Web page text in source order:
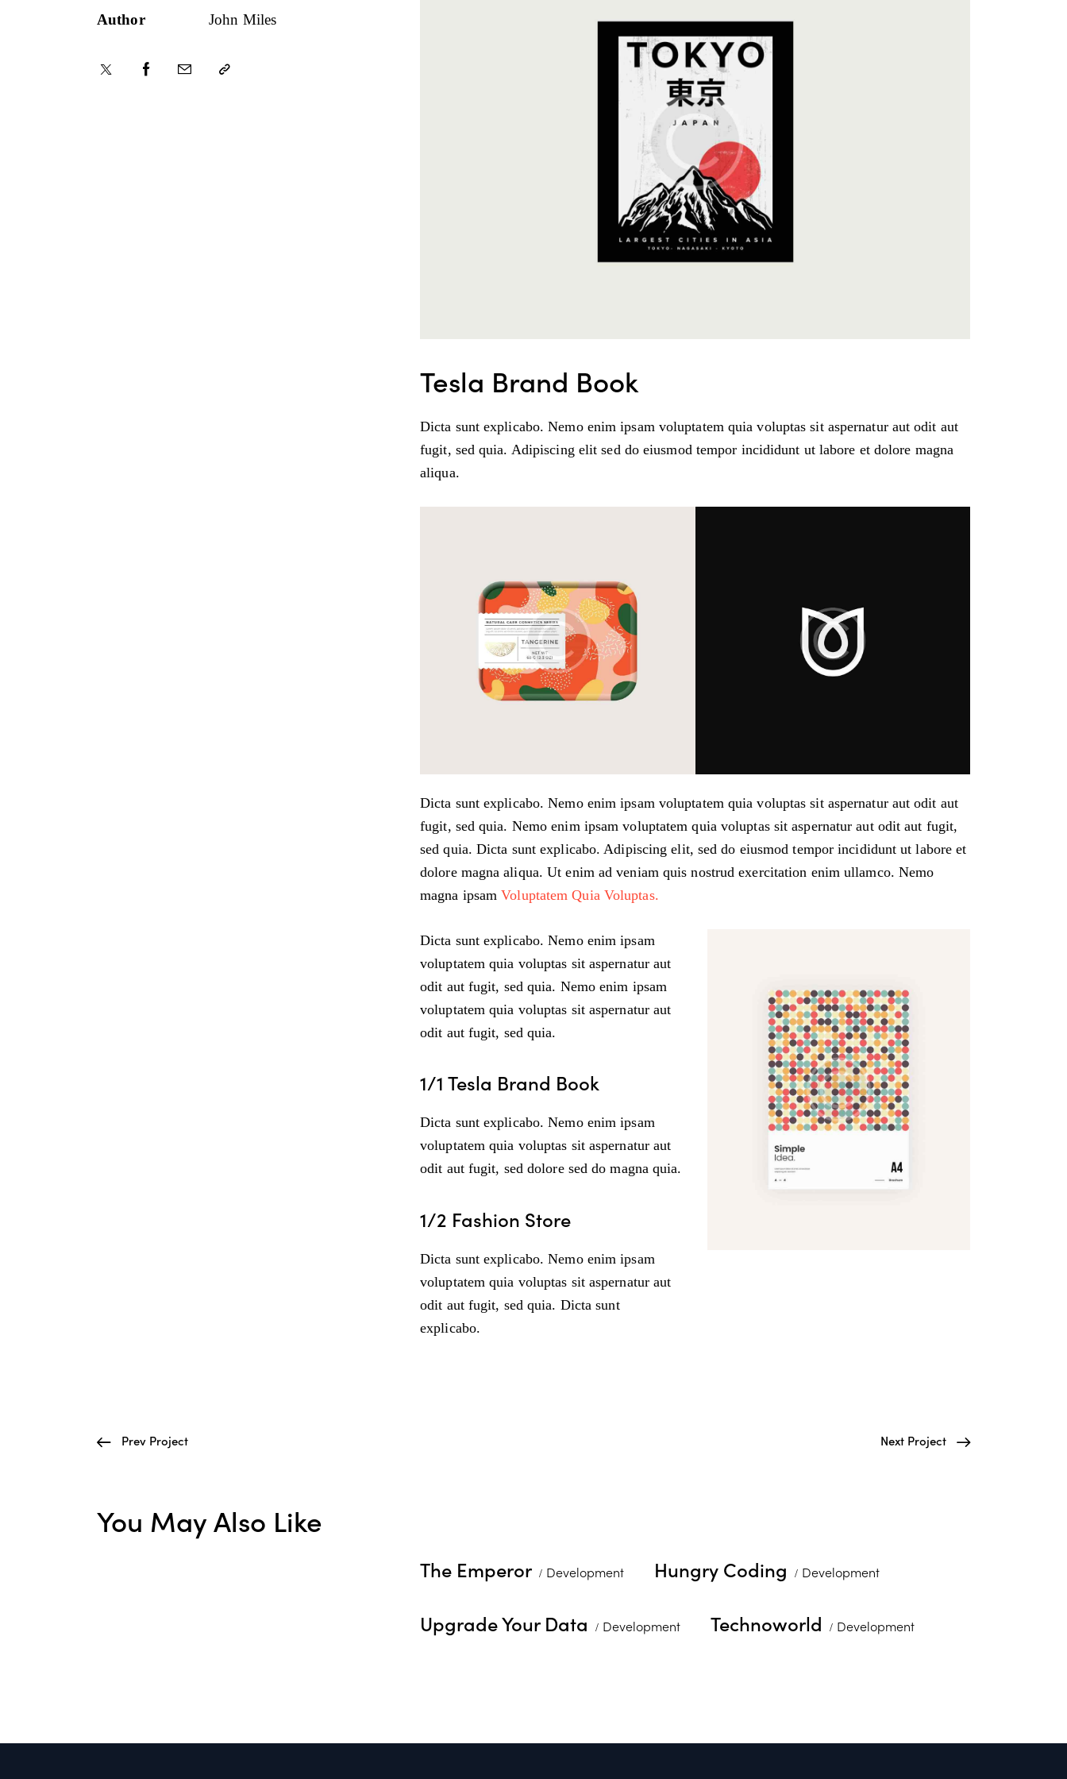
Author John Miles
Tesla Brand Book
Dicta sunt explicabo. Nemo enim ipsam voluptatem quia voluptas sit aspernatur aut odit aut
fugit, sed quia. Adipiscing elit sed do eiusmod tempor incididunt ut labore et dolore magna
aliqua.
Dicta sunt explicabo. Nemo enim ipsam voluptatem quia voluptas sit aspernatur aut odit aut
fugit, sed quia. Nemo enim ipsam voluptatem quia voluptas sit aspernatur aut odit aut fugit,
sed quia. Dicta sunt explicabo. Adipiscing elit, sed do eiusmod tempor incididunt ut labore et
dolore magna aliqua. Ut enim ad veniam quis nostrud exercitation enim ullamco. Nemo
magna ipsamVoluptatem Quia Voluptas.
Dicta sunt explicabo. Nemo enim ipsam
voluptatem quia voluptas sit aspernatur aut
odit aut fugit, sed quia. Nemo enim ipsam
voluptatem quia voluptas sit aspernatur aut
odit aut fugit, sed quia.
1/1 Tesla Brand Book
Dicta sunt explicabo. Nemo enim ipsam
voluptatem quia voluptas sit aspernatur aut
odit aut fugit, sed dolore sed do magna quia.
1/2 Fashion Store
Dicta sunt explicabo. Nemo enim ipsam
voluptatem quia voluptas sit aspernatur aut
odit aut fugit, sed quia. Dicta sunt
explicabo.
Prev Project Next Project
You May Also Like
Development
The Emperor Development
Hungry Coding
Development
Upgrade Your Data Development
Technoworld